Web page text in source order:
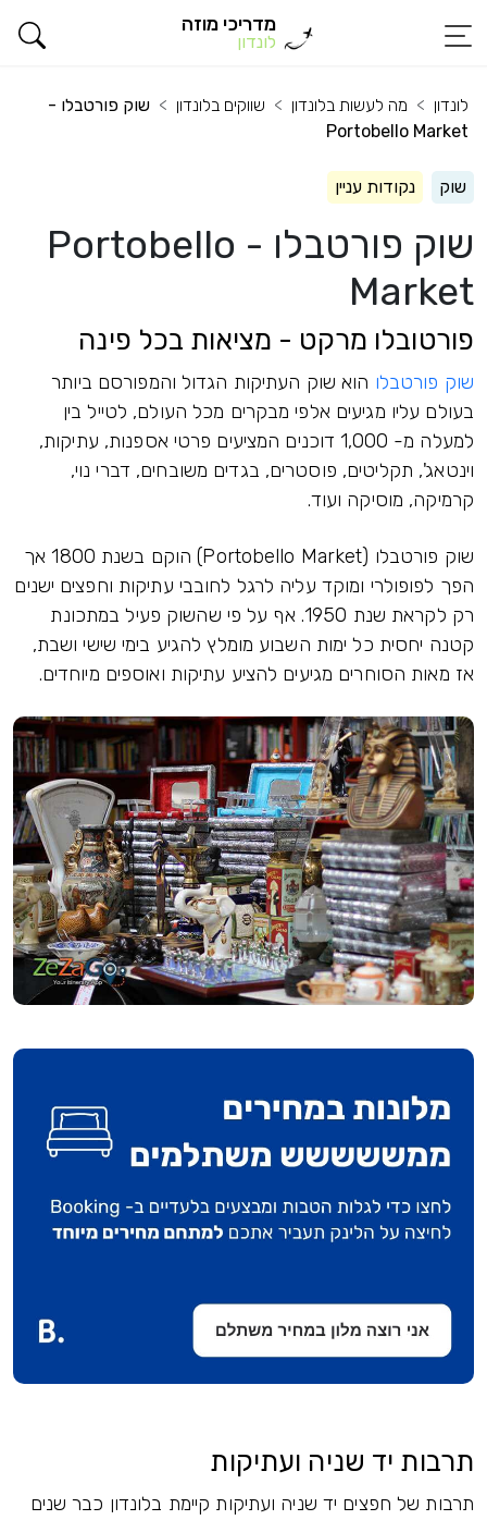
מדריכי מוזה
לונדון
לונדון מה לעשות בלונדון שווקים בלונדון
שוק פורטבלו -
Portobello Market
שוק נקודות עניין
שוק פורטבלו - Portobello
Market
פורטובלו מרקט - מציאות בכל פינה
שוק פורטבלו הוא שוק העתיקות הגדול והמפורסם ביותר
בעולם עליו מגיעים אלפי מבקרים מכל העולם, לטייל בין
למעלה מ- 1,000 דוכנים המציעים פרטי אספנות, עתיקות,
וינטאג', תקליטים, פוסטרים, בגדים משובחים, דברי נוי,
קרמיקה, מוסיקה ועוד.
שוק פורטבלו (Portobello Market) הוקם בשנת 1800 אך
הפך לפופולרי ומוקד עליה לרגל לחובבי עתיקות וחפצים ישנים
רק לקראת שנת 1950. אף על פי שהשוק פעיל במתכונת
קטנה יחסית כל ימות השבוע מומלץ להגיע בימי שישי ושבת,
אז מאות הסוחרים מגיעים להציע עתיקות ואוספים מיוחדים.
תרבות יד שניה ועתיקות
תרבות של חפצים יד שניה ועתיקות קיימת בלונדון כבר שנים